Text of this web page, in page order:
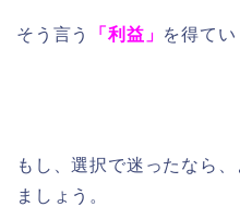
そう言う 「利益」 を得てい
もし、選択で迷ったなら
ましょう。